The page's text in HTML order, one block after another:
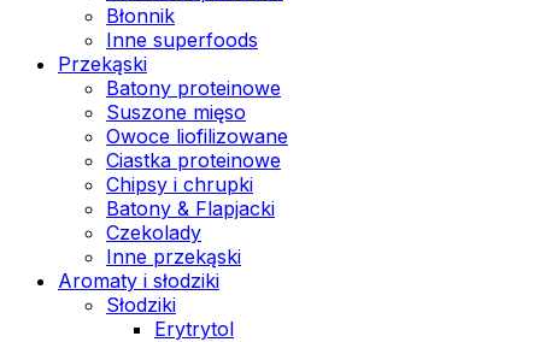
Błonnik
Inne superfoods
Przekąski
Batony proteinowe
Suszone mięso
Owoce liofilizowane
Ciastka proteinowe
Chipsy i chrupki
Batony & Flapjacki
Czekolady
Inne przekąski
Aromaty i słodziki
Słodziki
Erytrytol